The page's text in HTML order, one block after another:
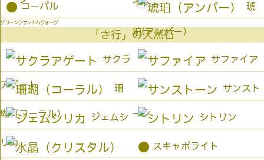
グリーンファントムクォーツ
イト
● コーパル 琥
珀(アンバー）
「さ行」の天然石
サクラ
アゲート
サファイア
珊
瑚（コーラル）
サンスト
ーン
ジェムシ
リカ
シトリン
● スキャポライト